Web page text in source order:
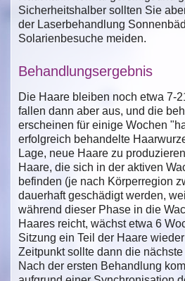
Sicherheitshalber sollten Sie
der Laserbehandlung
Solarienbesuche meiden.
Behandlungsergebnis
Die Haare bleiben noch etwa 7-
fallen dann aber aus, und die
erscheinen für einige Wochen
erfolgreich behandelte
Lage, neue Haare zu
Haare, die sich in der aktiven
befinden (je nach Körperregion
dauerhaft geschädigt werden,
während dieser Phase in die
Haares reicht, wächst etwa 6
Sitzung ein Teil der Haare
Zeitpunkt sollte dann die
Nach der ersten Behandlung